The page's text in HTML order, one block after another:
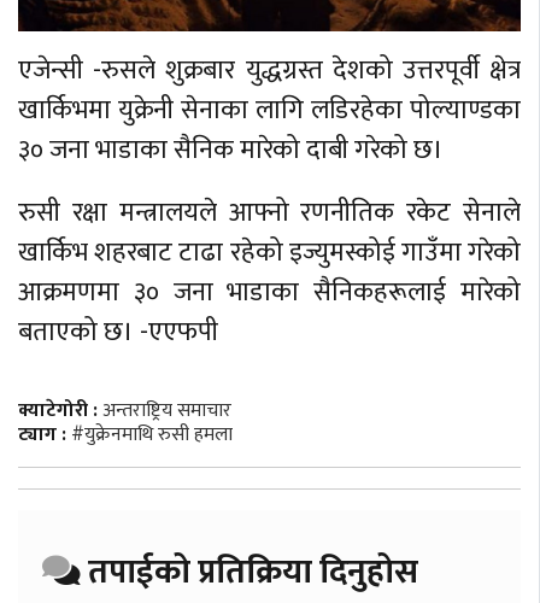
एजेन्सी -रुसले शुक्रबार युद्धग्रस्त देशको उत्तरपूर्वी क्षेत्र
खार्किभमा युक्रेनी सेनाका लागि लडिरहेका पोल्याण्डका
३० जना भाडाका सैनिक मारेको दाबी गरेको छ।
रुसी रक्षा मन्त्रालयले आफ्नो रणनीतिक रकेट सेनाले
खार्किभ शहरबाट टाढा रहेको इज्युमस्कोई गाउँमा गरेको
आक्रमणमा ३० जना भाडाका सैनिकहरूलाई मारेको
बताएको छ। -एएफपी
क्याटेगोरी :अन्तराष्ट्रिय समाचार
ट्याग :#युक्रेनमाथि रुसी हमला
तपाईको प्रतिक्रिया दिनुहोस